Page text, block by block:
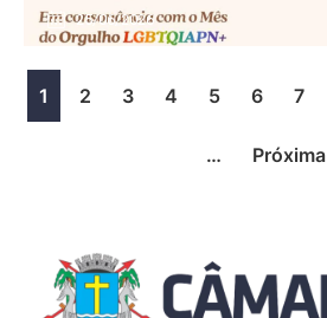
25/06/2026
1 2 3 4 5 6 7
… Próxima